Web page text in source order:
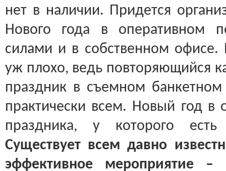
нет в наличии. Придется
Нового года в оперативном
силами и в собственном офисе.
уж плохо, ведь повторяющийся
праздник в съемном
практически всем. Новый год в
праздника, у которого
Существует всем давно
эффективное мероприятие –